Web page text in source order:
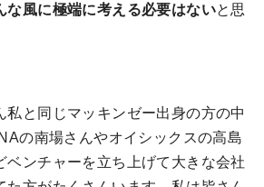
な風に極端に考える必要はないと思
私と同じマッキンゼー出身の方の中
の南場さんやオイシックスの高島
ベンチャーを立ち上げて大きな会社